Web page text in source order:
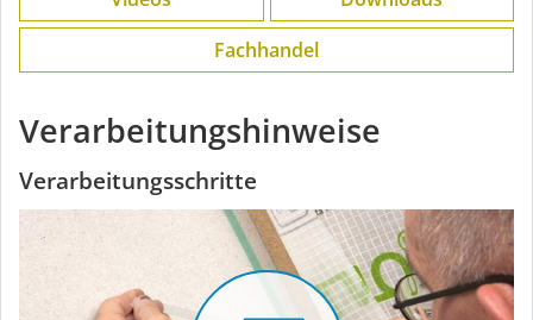
Fachhandel
Verarbeitungshinweise
Verarbeitungsschritte